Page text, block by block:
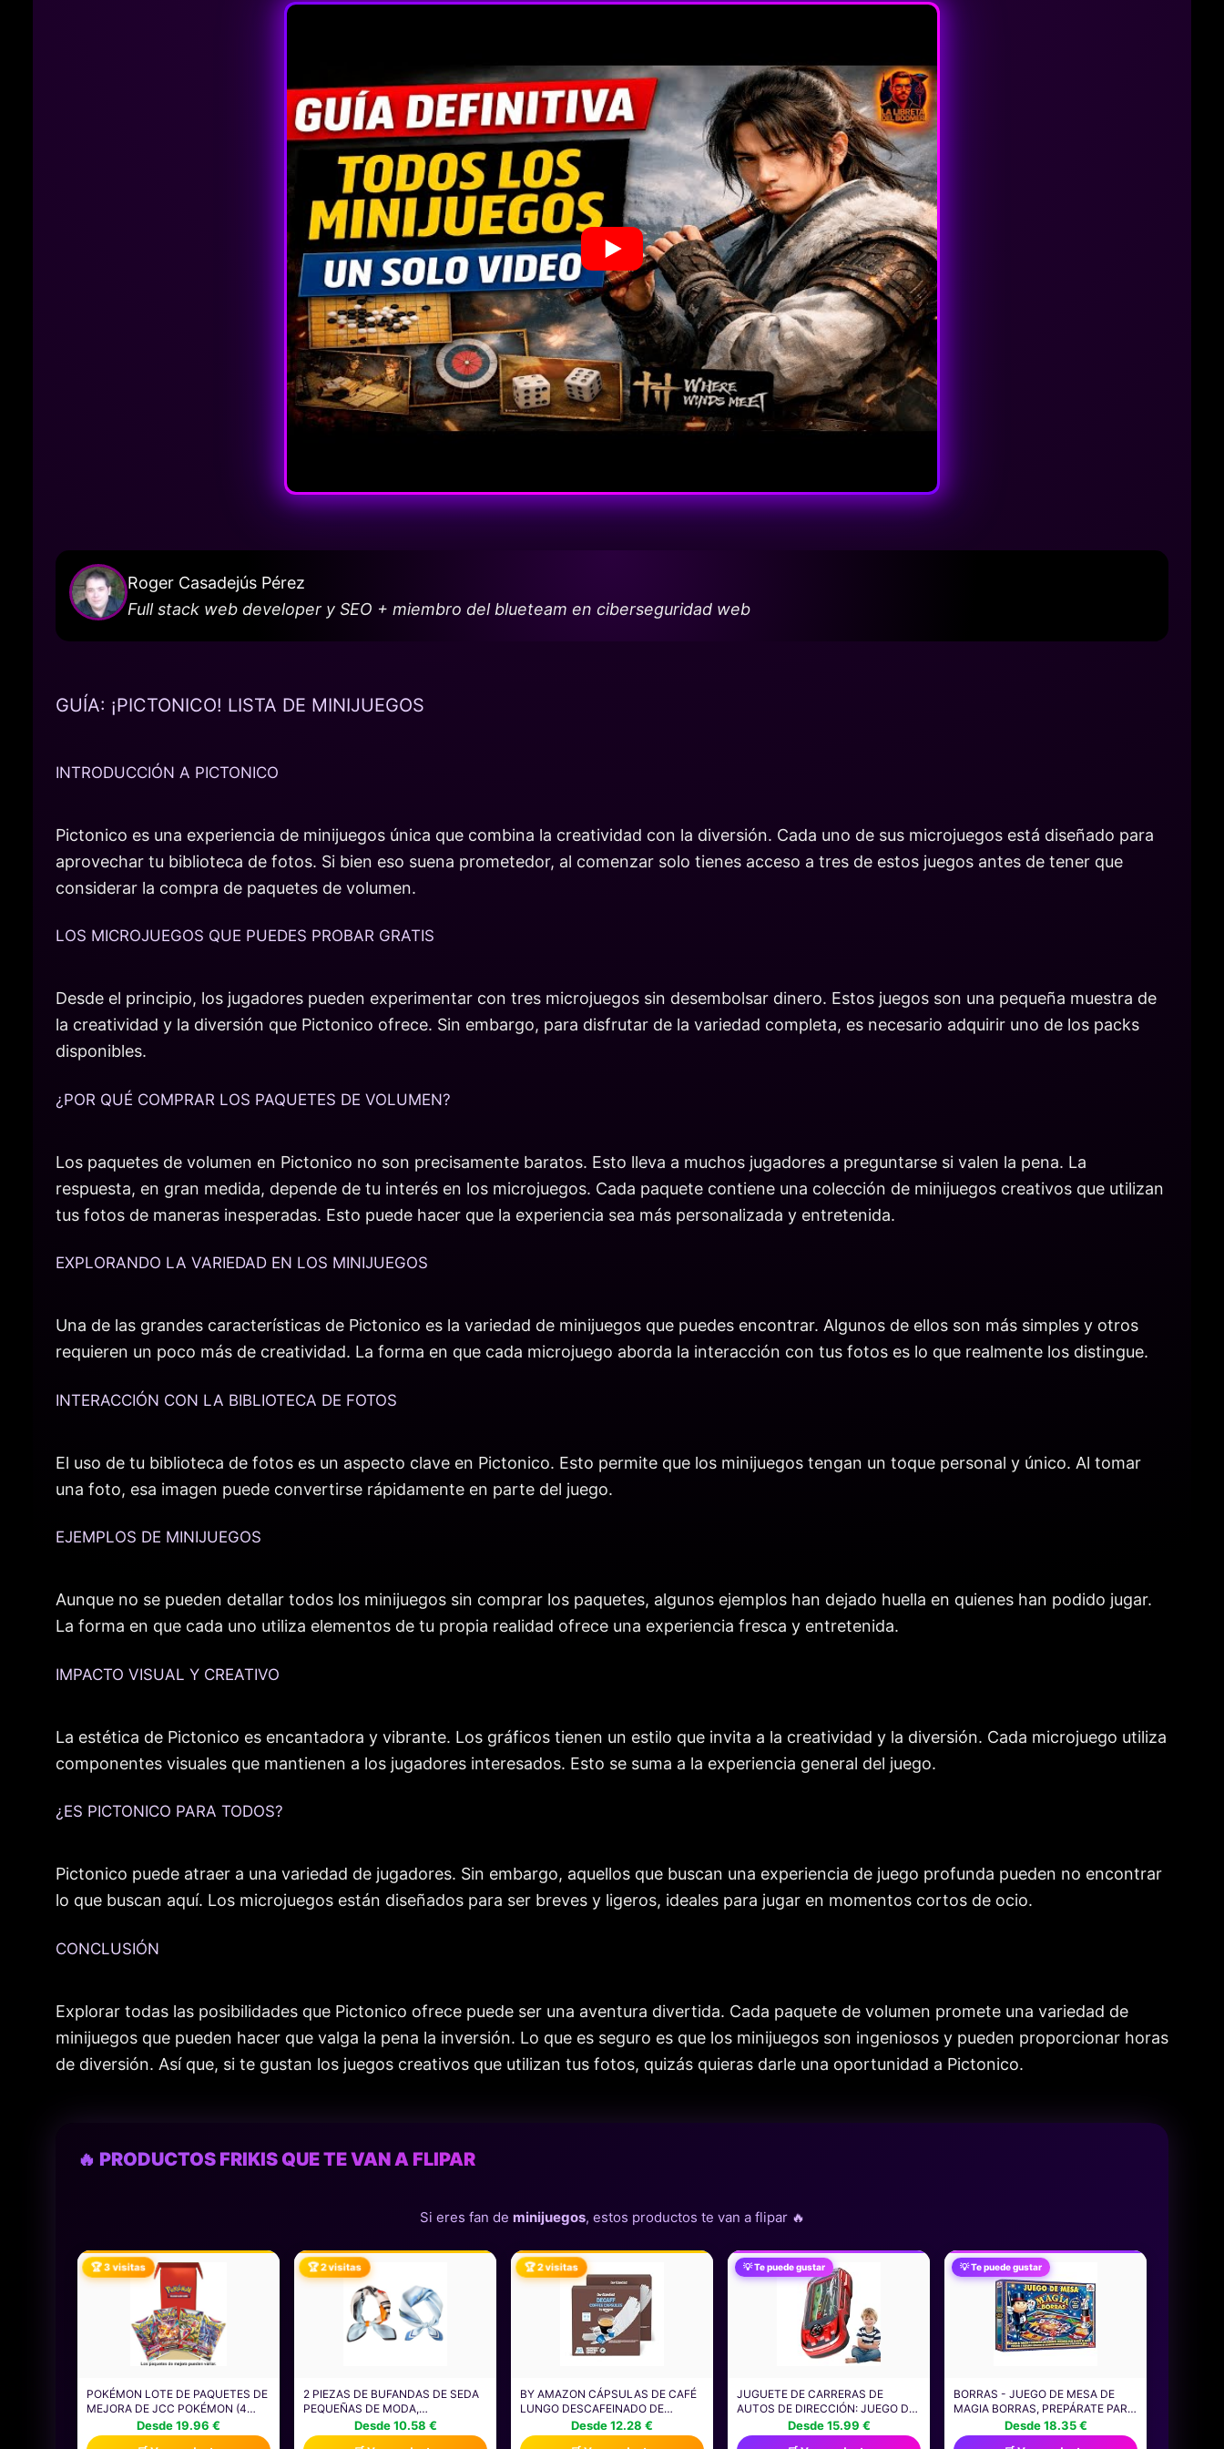
Roger Casadejús Pérez
Full stack web developer y SEO + miembro del blueteam en ciberseguridad web
GUÍA: ¡PICTONICO! LISTA DE MINIJUEGOS
INTRODUCCIÓN A PICTONICO
Pictonico es una experiencia de minijuegos única que combina la creatividad con la diversión. Cada uno de sus microjuegos está diseñado para
aprovechar tu biblioteca de fotos. Si bien eso suena prometedor, al comenzar solo tienes acceso a tres de estos juegos antes de tener que
considerar la compra de paquetes de volumen.
LOS MICROJUEGOS QUE PUEDES PROBAR GRATIS
Desde el principio, los jugadores pueden experimentar con tres microjuegos sin desembolsar dinero. Estos juegos son una pequeña muestra de
la creatividad y la diversión que Pictonico ofrece. Sin embargo, para disfrutar de la variedad completa, es necesario adquirir uno de los packs
disponibles.
¿POR QUÉ COMPRAR LOS PAQUETES DE VOLUMEN?
Los paquetes de volumen en Pictonico no son precisamente baratos. Esto lleva a muchos jugadores a preguntarse si valen la pena. La
respuesta, en gran medida, depende de tu interés en los microjuegos. Cada paquete contiene una colección de minijuegos creativos que utilizan
tus fotos de maneras inesperadas. Esto puede hacer que la experiencia sea más personalizada y entretenida.
EXPLORANDO LA VARIEDAD EN LOS MINIJUEGOS
Una de las grandes características de Pictonico es la variedad de minijuegos que puedes encontrar. Algunos de ellos son más simples y otros
requieren un poco más de creatividad. La forma en que cada microjuego aborda la interacción con tus fotos es lo que realmente los distingue.
INTERACCIÓN CON LA BIBLIOTECA DE FOTOS
El uso de tu biblioteca de fotos es un aspecto clave en Pictonico. Esto permite que los minijuegos tengan un toque personal y único. Al tomar
una foto, esa imagen puede convertirse rápidamente en parte del juego.
EJEMPLOS DE MINIJUEGOS
Aunque no se pueden detallar todos los minijuegos sin comprar los paquetes, algunos ejemplos han dejado huella en quienes han podido jugar.
La forma en que cada uno utiliza elementos de tu propia realidad ofrece una experiencia fresca y entretenida.
IMPACTO VISUAL Y CREATIVO
La estética de Pictonico es encantadora y vibrante. Los gráficos tienen un estilo que invita a la creatividad y la diversión. Cada microjuego utiliza
componentes visuales que mantienen a los jugadores interesados. Esto se suma a la experiencia general del juego.
¿ES PICTONICO PARA TODOS?
Pictonico puede atraer a una variedad de jugadores. Sin embargo, aquellos que buscan una experiencia de juego profunda pueden no encontrar
lo que buscan aquí. Los microjuegos están diseñados para ser breves y ligeros, ideales para jugar en momentos cortos de ocio.
CONCLUSIÓN
Explorar todas las posibilidades que Pictonico ofrece puede ser una aventura divertida. Cada paquete de volumen promete una variedad de
minijuegos que pueden hacer que valga la pena la inversión. Lo que es seguro es que los minijuegos son ingeniosos y pueden proporcionar horas
de diversión. Así que, si te gustan los juegos creativos que utilizan tus fotos, quizás quieras darle una oportunidad a Pictonico.
🔥 PRODUCTOS FRIKIS QUE TE VAN A FLIPAR
Si eres fan de minijuegos, estos productos te van a flipar 🔥
🏆 3 visitas
POKÉMON LOTE DE PAQUETES DE
MEJORA DE JCC POKÉMON (4
PAQUETES DE MEJORA, 40
CARTAS EN TOTAL) (PUEDE
Desde 19.96 €
🏆 2 visitas
2 PIEZAS DE BUFANDAS DE SEDA
PEQUEÑAS DE MODA,
ACCESORIOS PARA MUJERES,
BUFANDAS DE SEDA RETRO Y
Desde 10.58 €
🏆 2 visitas
BY AMAZON CÁPSULAS DE CAFÉ
LUNGO DESCAFEINADO DE
PLÁSTICO COMPATIBLES CON
NESPRESSO, TOSTADO MEDIO,
Desde 12.28 €
💡 Te puede gustar
JUGUETE DE CARRERAS DE
AUTOS DE DIRECCIÓN: JUEGO DE
AVENTURA DE DOS JUGADORES,
SIMULADOR DE CONDUCCIÓN
Desde 15.99 €
💡 Te puede gustar
BORRAS - JUEGO DE MESA DE
MAGIA BORRAS, PREPÁRATE PARA
EL SHOW DE MAGIA, ADIVINA EL
RESULTADO DE CADA TRUCO Y
Desde 18.35 €